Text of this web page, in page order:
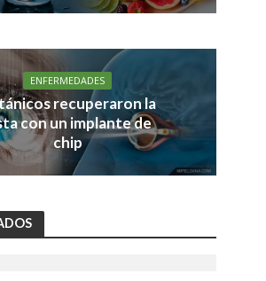
ENFERMEDADES
recuperaron la
con un implante de
chip